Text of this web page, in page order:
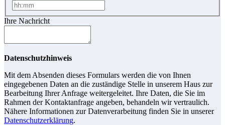
Ihre Nachricht
Datenschutzhinweis
Mit dem Absenden dieses Formulars werden die von Ihnen
eingegebenen Daten an die zuständige Stelle in unserem Haus zur
Bearbeitung Ihrer Anfrage weitergeleitet. Ihre Daten, die Sie im
Rahmen der Kontaktanfrage angeben, behandeln wir vertraulich.
Nähere Informationen zur Datenverarbeitung finden Sie in unserer
Datenschutzerklärung.